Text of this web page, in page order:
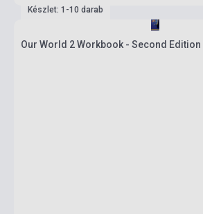
Készlet: 1-10 darab
Our World 2 Workbook - Second Edition